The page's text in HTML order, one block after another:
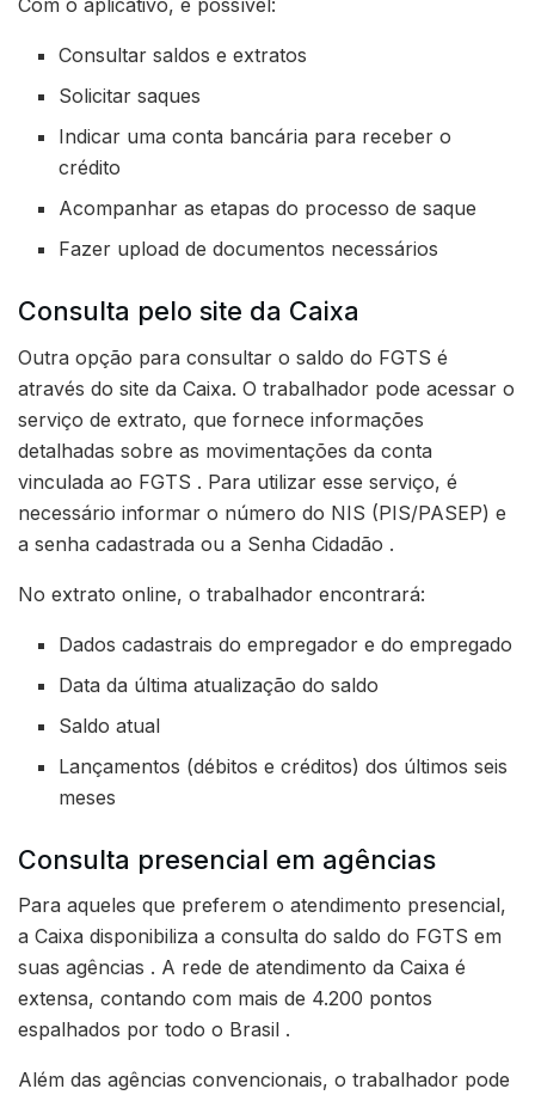
Consultar saldos e extratos
Solicitar saques
Indicar uma conta bancária para receber o
crédito
Acompanhar as etapas do processo de saque
Fazer upload de documentos necessários
Consulta pelo site da Caixa
Outra opção para consultar o saldo do FGTS é
através do site da Caixa. O trabalhador pode acessar o
serviço de extrato, que fornece informações
detalhadas sobre as movimentações da conta
vinculada ao FGTS . Para utilizar esse serviço, é
necessário informar o número do NIS (PIS/PASEP) e
a senha cadastrada ou a Senha Cidadão .
No extrato online, o trabalhador encontrará:
Dados cadastrais do empregador e do empregado
Data da última atualização do saldo
Saldo atual
Lançamentos (débitos e créditos) dos últimos seis
meses
Consulta presencial em agências
Para aqueles que preferem o atendimento presencial,
a Caixa disponibiliza a consulta do saldo do FGTS em
suas agências . A rede de atendimento da Caixa é
extensa, contando com mais de 4.200 pontos
espalhados por todo o Brasil .
Além das agências convencionais, o trabalhador pode